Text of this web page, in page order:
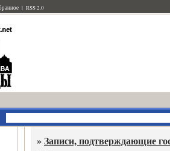
| RSS 2.0
»Записи, подтверждающие